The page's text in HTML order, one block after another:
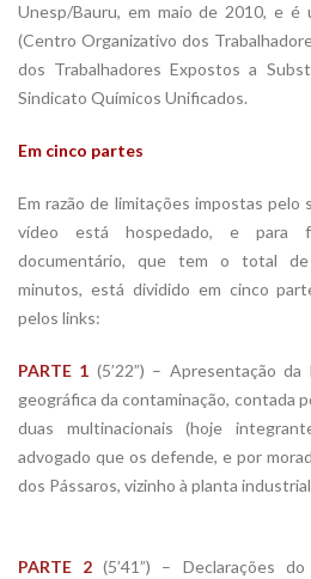
Unesp/Bauru, em maio de 2010, e é
(Centro Organizativo dos
dos Trabalhadores Expostos a
Sindicato Químicos Unificados.
Em cinco partes
Em razão de limitações impostas pelo
vídeo está hospedado, e para
documentário, que tem o total de
minutos, está dividido em cinco
pelos links:
PARTE 1 (5’22”) – Apresentação
geográfica da contaminação, contada
duas multinacionais (hoje
advogado que os defende, e por
dos Pássaros, vizinho à planta
PARTE 2 (5’41”) – Declarações